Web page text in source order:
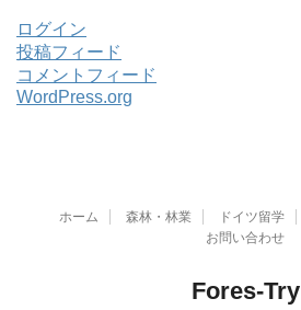
ログイン
投稿フィード
コメントフィード
WordPress.org
ホーム 森林・林業 ドイツ留学
お問い合わせ
Fores-Try